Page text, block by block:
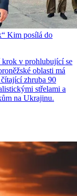
Kim posílá do
krok v prohlubující se
oblasti má
zhruba 90
střelami a
na Ukrajinu.